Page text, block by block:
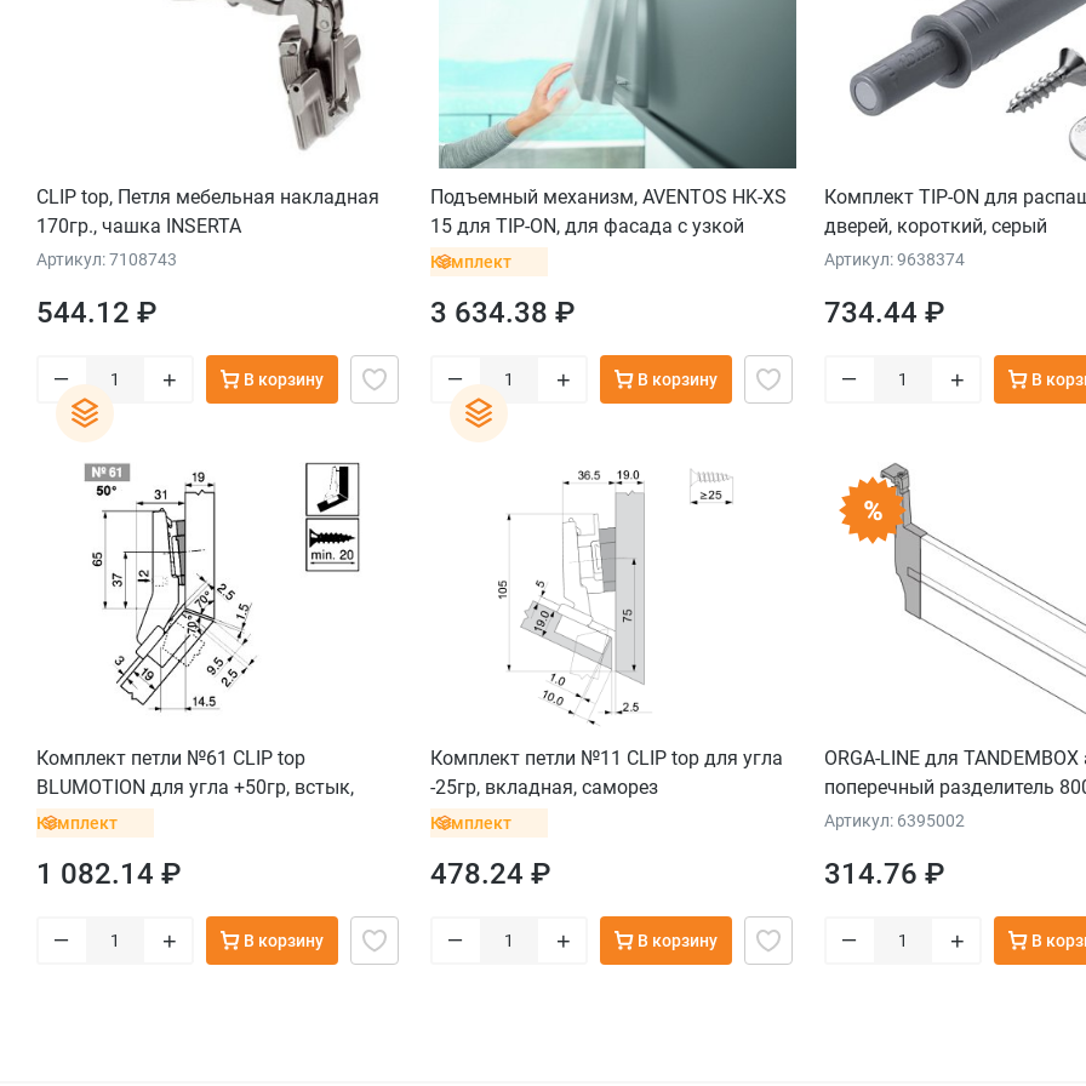
CLIP top, Петля мебельная накладная
170гр., чашка INSERTA
Артикул: 7108743
544.12 ₽
– + В корзину
Подъемный механизм, AVENTOS HK-XS
15 для TIP-ON, для фасада с узкой
алюм.рамкой, с накладными петлями и
с винтом
Комплект
3 634.38 ₽
– + В корзину
Комплект TIP-ON для
дверей, короткий, серый
Артикул: 9638374
734.44 ₽
– + В
Комплект петли №61 CLIP top
BLUMOTION для угла +50гр, встык,
саморез
Комплект
1 082.14 ₽
– + В корзину
Комплект петли №11 CLIP top для угла
-25гр, вкладная, саморез
Комплект
478.24 ₽
– + В корзину
ORGA-LINE для
поперечный разделитель
высота C, черный
Артикул: 6395002
314.76 ₽
– + В